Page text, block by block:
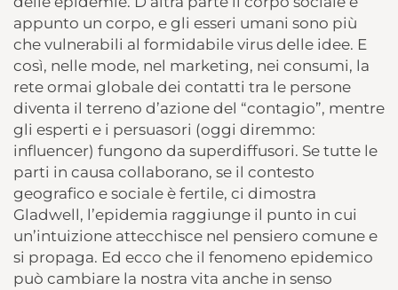
appunto un corpo, e gli esseri umani sono più
che vulnerabili al formidabile virus delle idee. E
così, nelle mode, nel marketing, nei consumi, la
rete ormai globale dei contatti tra le persone
diventa il terreno d’azione del “contagio”, mentre
gli esperti e i persuasori (oggi diremmo:
influencer) fungono da superdiffusori. Se tutte le
parti in causa collaborano, se il contesto
geografico e sociale è fertile, ci dimostra
Gladwell, l’epidemia raggiunge il punto in cui
un’intuizione attecchisce nel pensiero comune e
si propaga. Ed ecco che il fenomeno epidemico
può cambiare la nostra vita anche in senso